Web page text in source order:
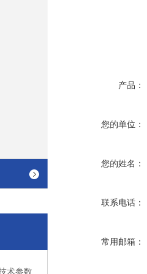
产品：
您的单位：
您的姓名：
联系电话：
常用邮箱：